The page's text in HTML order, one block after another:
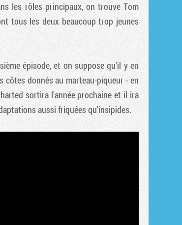
les rôles principaux, on trouve Tom
tous les deux beaucoup trop jeunes
épisode, et on suppose qu'il y en
côtes donnés au marteau-piqueur - en
sortira l'année prochaine et il ira
aussi friquées qu'insipides.
Tribune